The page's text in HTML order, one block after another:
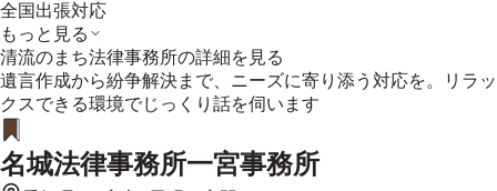
全国出張対応
もっと見る
清流のまち法律事務所の詳細を見る
遺言作成から紛争解決まで、ニーズに寄り添う対応を。リラッ
クスできる環境でじっくり話を伺います
名城法律事務所一宮事務所